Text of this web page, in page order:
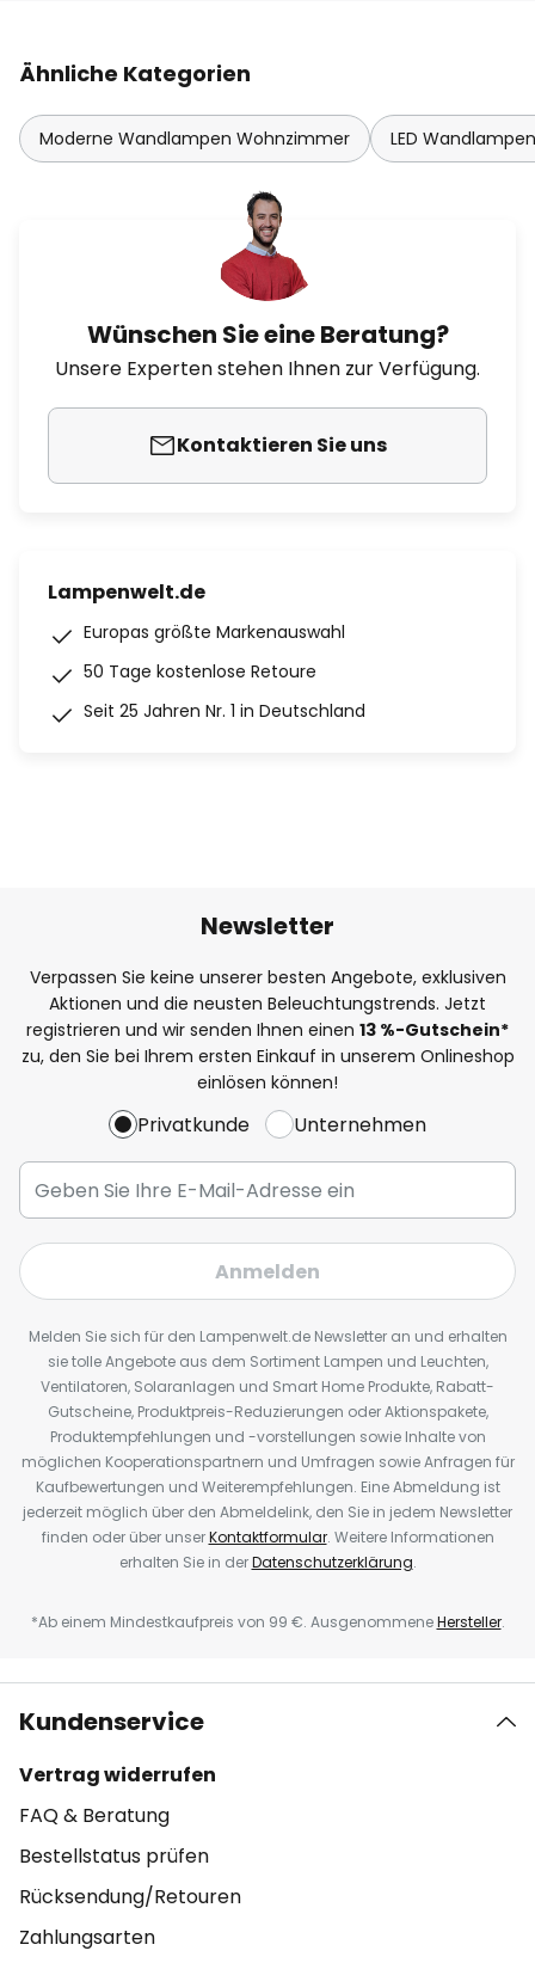
Ähnliche Kategorien
Moderne Wandlampen Wohnzimmer LED
Wünschen Sie eine Beratung?
Unsere Experten stehen Ihnen zur Verfügung.
Kontaktieren Sie uns
Lampenwelt.de
Europas größte Markenauswahl
50 Tage kostenlose Retoure
Seit 25 Jahren Nr. 1 in Deutschland
Newsletter
Verpassen Sie keine unserer besten Angebote, exklusiven
Aktionen und die neusten Beleuchtungstrends. Jetzt
registrieren und wir senden Ihnen einen 13 %-Gutschein*
zu, den Sie bei Ihrem ersten Einkauf in unserem Onlineshop
einlösen können!
Privatkunde Unternehmen
Anmelden
Melden Sie sich für den Lampenwelt.de Newsletter an und erhalten
sie tolle Angebote aus dem Sortiment Lampen und Leuchten,
Ventilatoren, Solaranlagen und Smart Home Produkte, Rabatt-
Gutscheine, Produktpreis-Reduzierungen oder Aktionspakete,
Produktempfehlungen und -vorstellungen sowie Inhalte von
möglichen Kooperationspartnern und Umfragen sowie Anfragen für
Kaufbewertungen und Weiterempfehlungen. Eine Abmeldung ist
jederzeit möglich über den Abmeldelink, den Sie in jedem Newsletter
finden oder über unserKontaktformular. Weitere Informationen
erhalten Sie in derDatenschutzerklärung.
*Ab einem Mindestkaufpreis von 99 €. AusgenommeneHersteller.
Kundenservice
Vertrag widerrufen
FAQ & Beratung
Bestellstatus prüfen
Rücksendung/Retouren
Zahlungsarten